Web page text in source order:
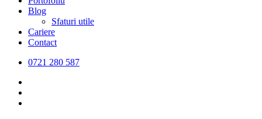
Blog
Sfaturi utile
Cariere
Contact
0721 280 587